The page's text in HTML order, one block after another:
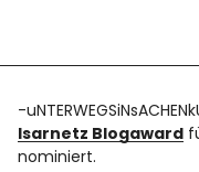
-
Isarnetz Blogaward
nominiert.